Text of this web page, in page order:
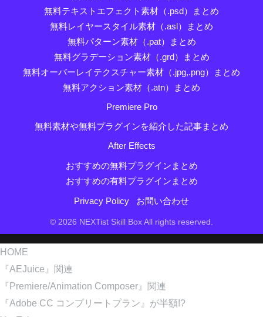
無料テキストエフェクト素材（.psd）まとめ
無料レイヤースタイル素材（.asl）まとめ
無料パターン素材（.pat）まとめ
無料グラデーション素材（.grd）まとめ
無料オーバーレイテクスチャー素材（.jpg,.png）まとめ
無料アクション素材（.atn）まとめ
Premiere Pro
無料素材や無料プラグインを紹介した記事まとめ
After Effects
おすすめの無料プラグインまとめ
おすすめの有料プラグインまとめ
Privacy Policy お問い合わせ
© 2026 NEXTist Skill Box All rights reserved.
HOME
『AEJuice』関連
『Premiere/Animation Composer』関連
『Adobe CC コンプリートプラン』が半額!?